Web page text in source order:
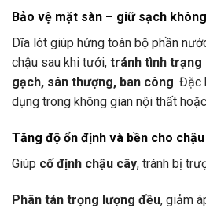
Bảo vệ mặt sàn – giữ sạch
Dĩa lót giúp hứng toàn bộ phần
chậu sau khi tưới, tránh tình trạng
gạch, sân thượng, ban công. Đặc
dụng trong không gian nội thất
Tăng độ ổn định và bền cho
Giúp cố định chậu cây, tránh bị
Phân tán trọng lượng đều, giảm